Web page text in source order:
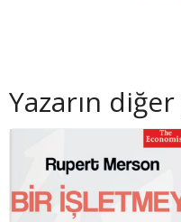
Yazarın diğer